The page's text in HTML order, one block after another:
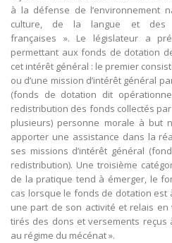
à la défense de l’environnement
culture, de la langue et des
françaises ». Le législateur a
permettant aux fonds de dotation
cet intérêt général : le premier
ou d’une mission d’intérêt général
(fonds de dotation dit
redistribution des fonds collectés
plusieurs) personne morale à but
apporter une assistance dans la
ses missions d’intérêt général
redistribution). Une troisième
de la pratique tend à émerger, le
cas lorsque le fonds de dotation
une part de son activité et relais
tirés des dons et versements reçus
au régime du mécénat ».